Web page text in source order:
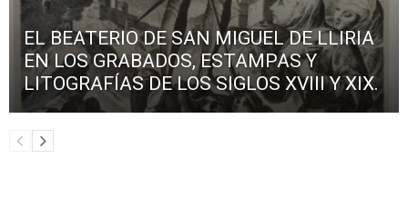
EL BEATERIO DE SAN MIGUEL DE LLIRIA
EN LOS GRABADOS, ESTAMPAS Y
LITOGRAFÍAS DE LOS SIGLOS XVIII Y XIX.